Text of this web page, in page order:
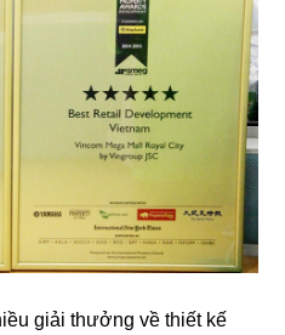
giải thưởng về thiết kế